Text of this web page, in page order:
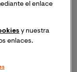
de escritura
las claves de la
personal hasta
descubrirás
el enlace
y nuestra
enlaces.